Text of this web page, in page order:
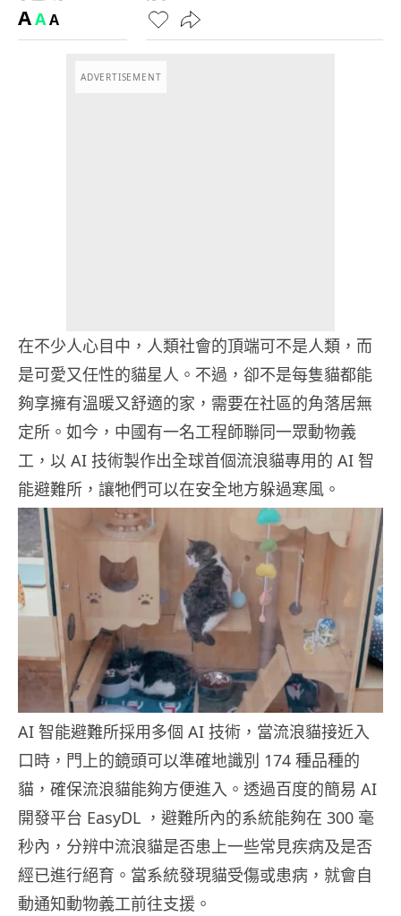
AAA
ADVERTISEMENT
在不少人心目中，人類社會的頂端可不是人類，而
是可愛又任性的貓星人。不過，卻不是每隻貓都能
夠享擁有溫暖又舒適的家，需要在社區的角落居無
定所。如今，中國有一名工程師聯同一眾動物義
工，以 AI 技術製作出全球首個流浪貓專用的 AI 智
能避難所，讓牠們可以在安全地方躲過寒風。
AI 智能避難所採用多個 AI 技術，當流浪貓接近入
口時，門上的鏡頭可以準確地識別 174 種品種的
貓，確保流浪貓能夠方便進入。透過百度的簡易 AI
開發平台 EasyDL ，避難所內的系統能夠在 300 毫
秒內，分辨中流浪貓是否患上一些常見疾病及是否
經已進行絕育。當系統發現貓受傷或患病，就會自
動通知動物義工前往支援。